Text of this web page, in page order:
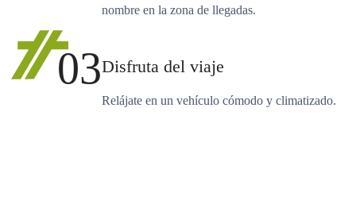
nombre en la zona de llegadas.
03Disfruta del viaje
Relájate en un vehículo cómodo y climatizado.